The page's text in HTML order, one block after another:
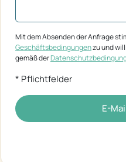
Mit dem Absenden der Anfrage
Geschäftsbedingungenzu und
gemäß der
* Pflichtfelder
E-